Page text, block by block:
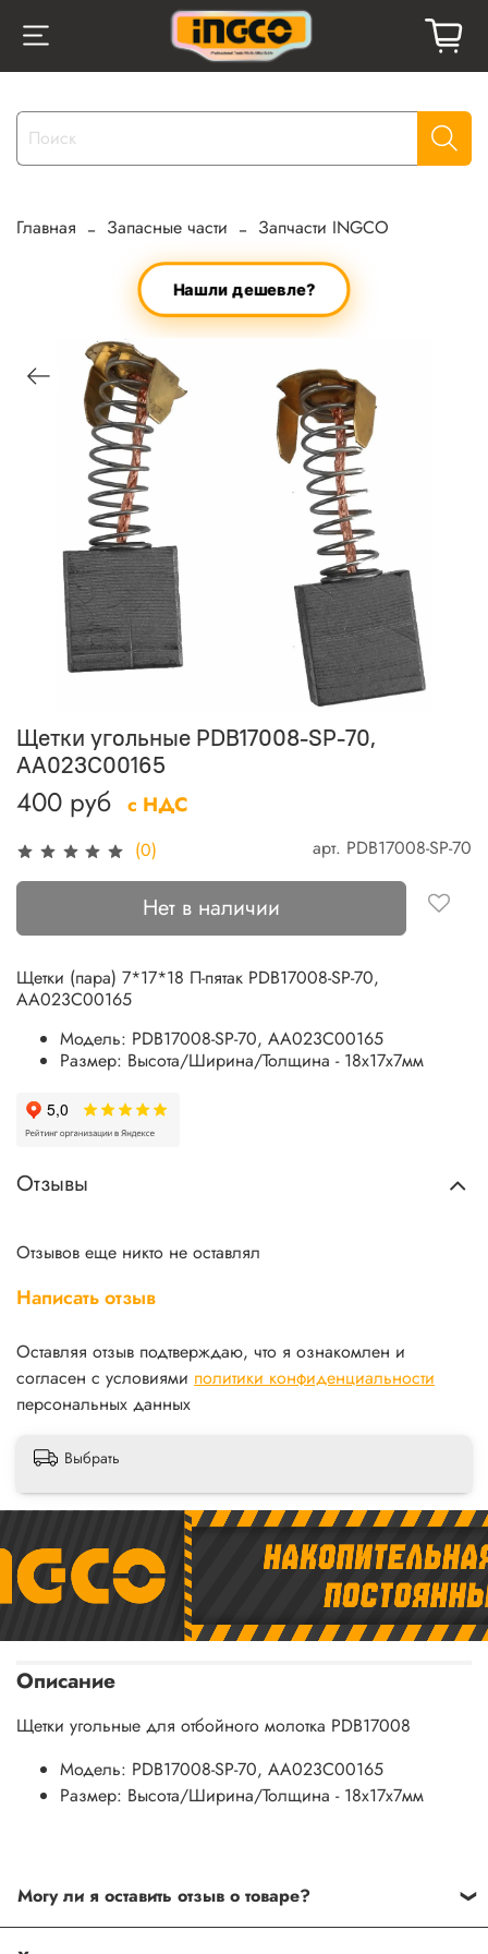
Главная Запасные части Запчасти INGCO
Нашли дешевле?
(0) арт. PDB17008-SP-70
Щетки угольные PDB17008-SP-70,
AA023C00165
400 руб с НДС
Нет в наличии
Щетки (пара) 7*17*18 П-пятак PDB17008-SP-70,
AA023C00165
Модель: PDB17008-SP-70, AA023C00165
Размер: Высота/Ширина/Толщина - 18х17х7мм
Отзывы
Отзывов еще никто не оставлял
Написать отзыв
Оставляя отзыв подтверждаю, что я ознакомлен и
согласен с условиями политики конфиденциальности
персональных данных
Выбрать
Описание
Щетки угольные для отбойного молотка PDB17008
Модель: PDB17008-SP-70, AA023C00165
Размер: Высота/Ширина/Толщина - 18х17х7мм